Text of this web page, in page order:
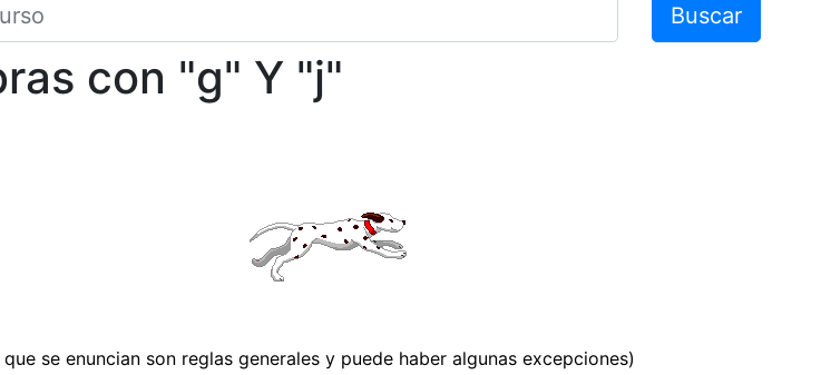
Buscar
con "g" Y "j"
se enuncian son reglas generales y puede haber algunas excepciones)